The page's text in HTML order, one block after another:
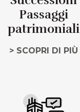
Passaggi
patrimoniali
> SCOPRI DI PIÙ